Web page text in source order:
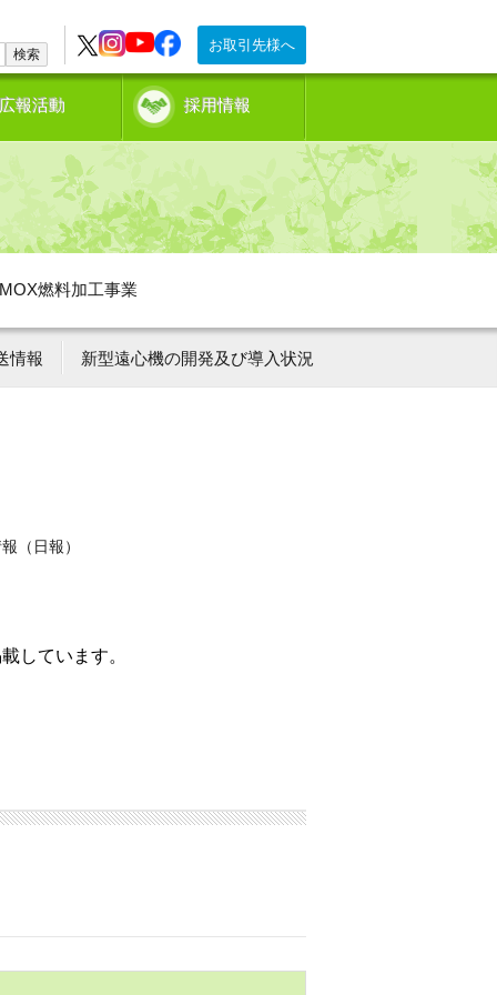
お取引先様へ
検索
報活動 採用情報
燃料加工事業
情報 新型遠心機の開発及び導入状況
（日報）
しています。